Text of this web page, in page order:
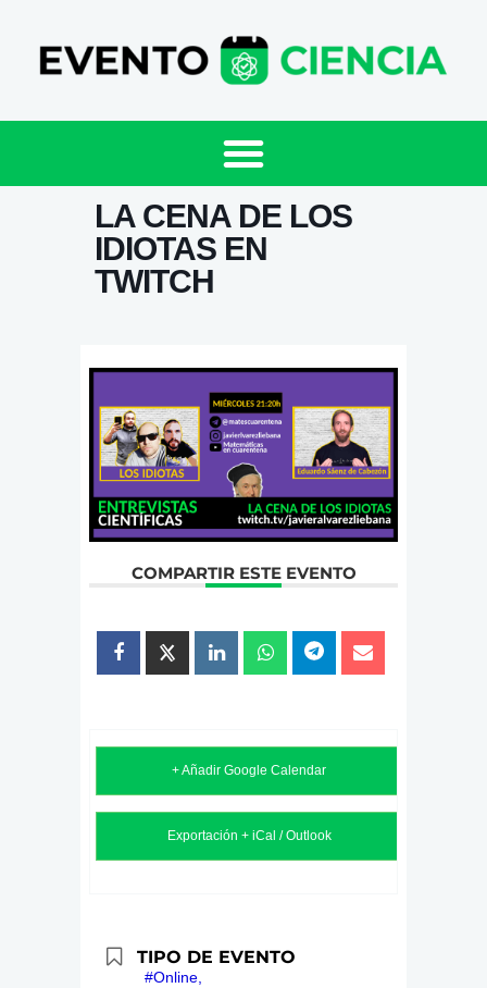
LA CENA DE LOS
IDIOTAS EN
TWITCH
COMPARTIR ESTE EVENTO
+ Añadir Google Calendar
Exportación + iCal / Outlook
TIPO DE EVENTO
#Online,